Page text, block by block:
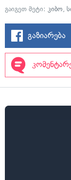
გაიგეთ მეტი: კიბო,
გაზიარება